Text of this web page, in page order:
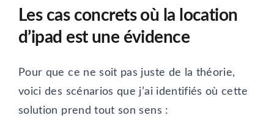
Les cas concrets où la location
d’ipad est une évidence
Pour que ce ne soit pas juste de la théorie,
voici des scénarios que j’ai identifiés où cette
solution prend tout son sens :